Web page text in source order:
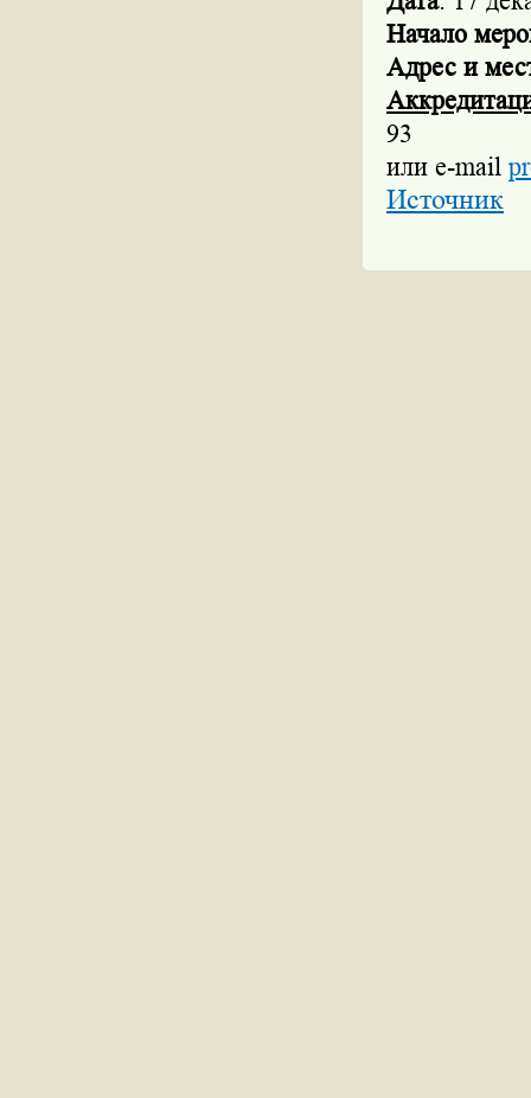
Начало
Адрес и
93
или e-mail
Источник